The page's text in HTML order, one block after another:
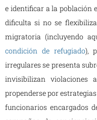
e identificar a la población
dificulta si no se
migratoria (incluyendo
condición de refugiado),
irregulares se presenta
invisibilizan violaciones
propenderse por
funcionarios encargados